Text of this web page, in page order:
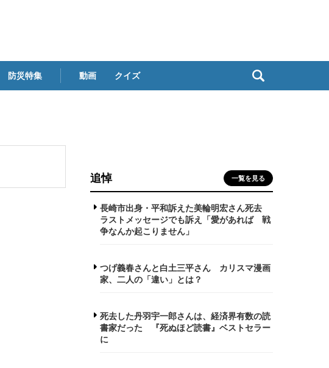
防災特集 動画 クイズ
追悼 一覧を見る
長崎市出身・平和訴えた美輪明宏さん死去
ラストメッセージでも訴え「愛があれば 戦
争なんか起こりません」
つげ義春さんと白土三平さん カリスマ漫画
家、二人の「違い」とは？
死去した丹羽宇一郎さんは、経済界有数の読
書家だった 『死ぬほど読書』ベストセラー
に